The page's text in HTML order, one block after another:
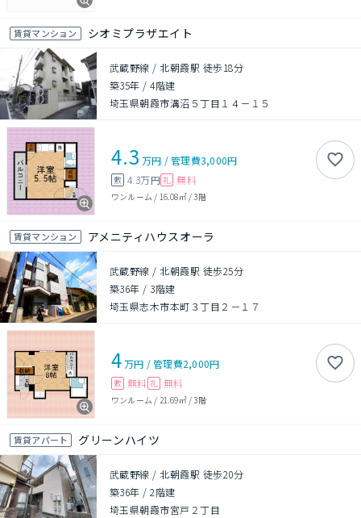
賃貸マンション シオミプラザエイト
武蔵野線 / 北朝霞駅 徒歩18分
築35年 /4階建
埼玉県朝霞市溝沼５丁目１４－１５
4.3 万円 /管理費3,000円
敷 4.3万円 礼 無料
ワンルーム / 16.08㎡/3階
賃貸マンション アメニティハウスオーラ
武蔵野線 / 北朝霞駅 徒歩25分
築36年 / 3階建
埼玉県志木市本町３丁目２－１７
4万円 /管理費2,000円
敷 無料 礼 無料
ワンルーム / 21.69㎡/3階
賃貸アパート グリーンハイツ
武蔵野線 / 北朝霞駅 徒歩20分
築36年 /2階建
埼玉県朝霞市宮戸２丁目